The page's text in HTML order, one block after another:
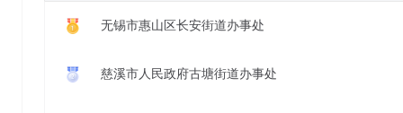
无锡市惠山区长安街道办事处
慈溪市人民政府古塘街道办事处